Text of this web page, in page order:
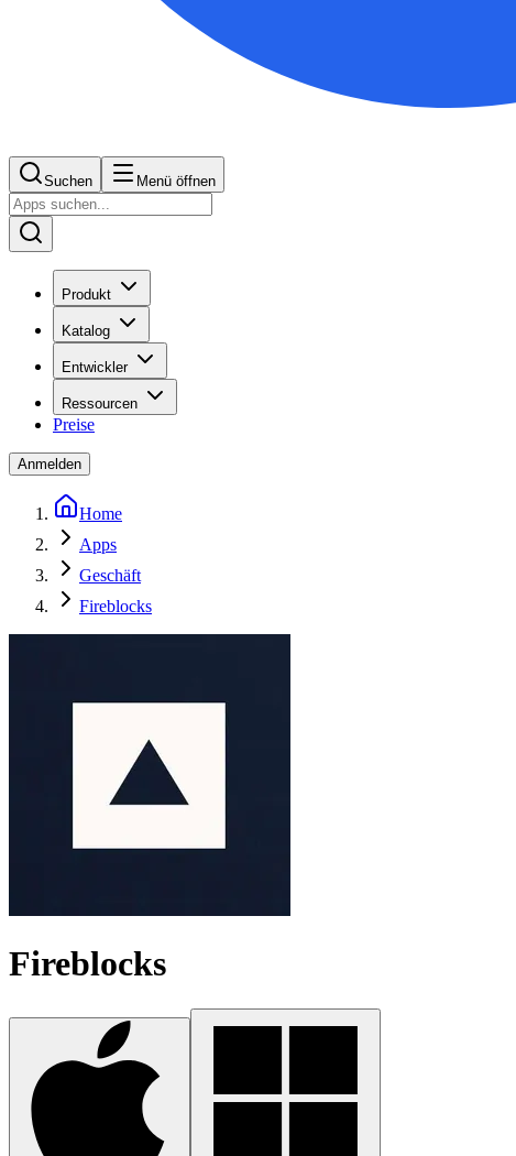
Suchen Menü öffnen
Produkt
Katalog
Entwickler
Ressourcen
Preise
Anmelden
Home
Apps
Geschäft
Fireblocks
Fireblocks